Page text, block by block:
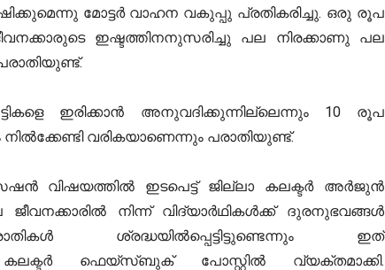
മോട്ടർ വാഹന വകുപ്പു പ്രതികരിച്ചു. ഒരു രൂപ
ഇഷ്ടത്തിനനുസരിച്ചു പല നിരക്കാണു പല
ഇരിക്കാൻ അനുവദിക്കുന്നില്ലെന്നും 10 രൂപ
വരികയാണെന്നും പരാതിയുണ്ട്.
വിഷയത്തിൽ ഇടപെട്ട് ജില്ലാ കലക്ടർ അർജുൻ
നിന്ന് വിദ്യാർഥികൾക്ക് ദുരനുഭവങ്ങൾ
ശ്രദ്ധയിൽപ്പെട്ടിട്ടുണ്ടെന്നും ഇത്
കലക്ടർ ഫെയ്സ്ബുക് പോസ്റ്റിൽ വ്യക്തമാക്കി.